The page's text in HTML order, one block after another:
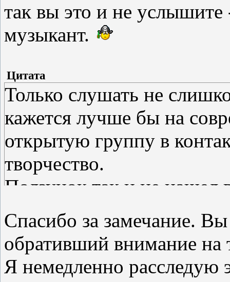
так вы это и не
музыкант.
Цитата
Только слушать не
кажется лучше бы на
открытую группу в
творчество.
Ползунок так и не нашел
слушать )
Cпасибо за замечание.
обративший внимание на
Я немедленно расследую